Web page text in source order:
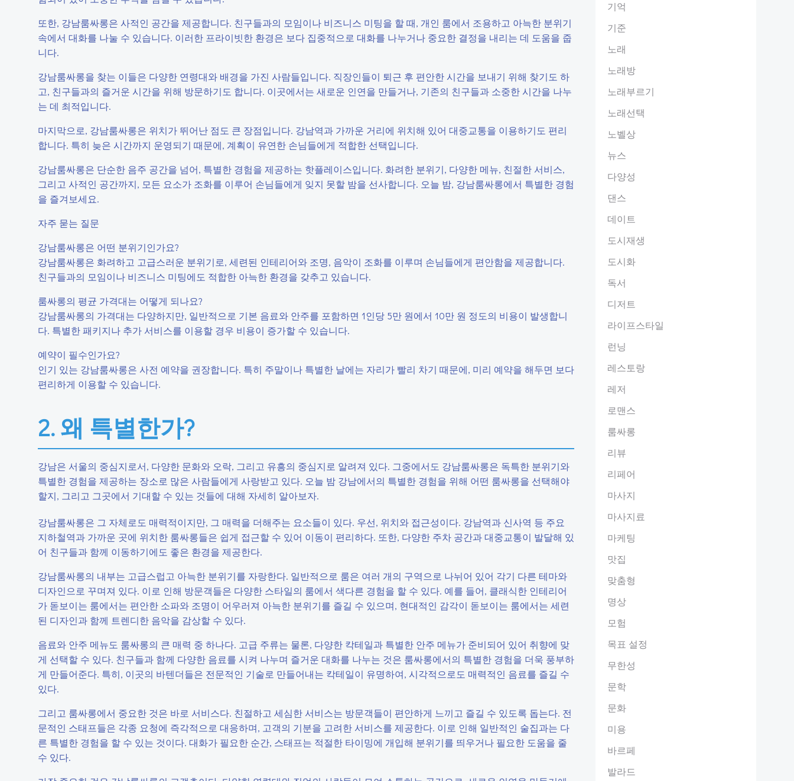
또한, 강남룸싸롱은 사적인 공간을 제공합니다. 친구들과의 모임이나 비즈니스 미팅을 할 때, 개인 룸에서 조용하고 아늑한 분위기
속에서 대화를 나눌 수 있습니다. 이러한 프라이빗한 환경은 보다 집중적으로 대화를 나누거나 중요한 결정을 내리는 데 도움을 줍
니다.
강남룸싸롱을 찾는 이들은 다양한 연령대와 배경을 가진 사람들입니다. 직장인들이 퇴근 후 편안한 시간을 보내기 위해 찾기도 하
고, 친구들과의 즐거운 시간을 위해 방문하기도 합니다. 이곳에서는 새로운 인연을 만들거나, 기존의 친구들과 소중한 시간을 나누
는 데 최적입니다.
마지막으로, 강남룸싸롱은 위치가 뛰어난 점도 큰 장점입니다. 강남역과 가까운 거리에 위치해 있어 대중교통을 이용하기도 편리
합니다. 특히 늦은 시간까지 운영되기 때문에, 계획이 유연한 손님들에게 적합한 선택입니다.
강남룸싸롱은 단순한 음주 공간을 넘어, 특별한 경험을 제공하는 핫플레이스입니다. 화려한 분위기, 다양한 메뉴, 친절한 서비스,
그리고 사적인 공간까지, 모든 요소가 조화를 이루어 손님들에게 잊지 못할 밤을 선사합니다. 오늘 밤, 강남룸싸롱에서 특별한 경험
을 즐겨보세요.
자주 묻는 질문
강남룸싸롱은 어떤 분위기인가요?
강남룸싸롱은 화려하고 고급스러운 분위기로, 세련된 인테리어와 조명, 음악이 조화를 이루며 손님들에게 편안함을 제공합니다.
친구들과의 모임이나 비즈니스 미팅에도 적합한 아늑한 환경을 갖추고 있습니다.
룸싸롱의 평균 가격대는 어떻게 되나요?
강남룸싸롱의 가격대는 다양하지만, 일반적으로 기본 음료와 안주를 포함하면 1인당 5만 원에서 10만 원 정도의 비용이 발생합니
다. 특별한 패키지나 추가 서비스를 이용할 경우 비용이 증가할 수 있습니다.
예약이 필수인가요?
인기 있는 강남룸싸롱은 사전 예약을 권장합니다. 특히 주말이나 특별한 날에는 자리가 빨리 차기 때문에, 미리 예약을 해두면 보다
편리하게 이용할 수 있습니다.
2. 왜 특별한가?
강남은 서울의 중심지로서, 다양한 문화와 오락, 그리고 유흥의 중심지로 알려져 있다. 그중에서도 강남룸싸롱은 독특한 분위기와
특별한 경험을 제공하는 장소로 많은 사람들에게 사랑받고 있다. 오늘 밤 강남에서의 특별한 경험을 위해 어떤 룸싸롱을 선택해야
할지, 그리고 그곳에서 기대할 수 있는 것들에 대해 자세히 알아보자.
강남룸싸롱은 그 자체로도 매력적이지만, 그 매력을 더해주는 요소들이 있다. 우선, 위치와 접근성이다. 강남역과 신사역 등 주요
지하철역과 가까운 곳에 위치한 룸싸롱들은 쉽게 접근할 수 있어 이동이 편리하다. 또한, 다양한 주차 공간과 대중교통이 발달해 있
어 친구들과 함께 이동하기에도 좋은 환경을 제공한다.
강남룸싸롱의 내부는 고급스럽고 아늑한 분위기를 자랑한다. 일반적으로 룸은 여러 개의 구역으로 나뉘어 있어 각기 다른 테마와
디자인으로 꾸며져 있다. 이로 인해 방문객들은 다양한 스타일의 룸에서 색다른 경험을 할 수 있다. 예를 들어, 클래식한 인테리어
가 돋보이는 룸에서는 편안한 소파와 조명이 어우러져 아늑한 분위기를 즐길 수 있으며, 현대적인 감각이 돋보이는 룸에서는 세련
된 디자인과 함께 트렌디한 음악을 감상할 수 있다.
음료와 안주 메뉴도 룸싸롱의 큰 매력 중 하나다. 고급 주류는 물론, 다양한 칵테일과 특별한 안주 메뉴가 준비되어 있어 취향에 맞
게 선택할 수 있다. 친구들과 함께 다양한 음료를 시켜 나누며 즐거운 대화를 나누는 것은 룸싸롱에서의 특별한 경험을 더욱 풍부하
게 만들어준다. 특히, 이곳의 바텐더들은 전문적인 기술로 만들어내는 칵테일이 유명하여, 시각적으로도 매력적인 음료를 즐길 수
있다.
그리고 룸싸롱에서 중요한 것은 바로 서비스다. 친절하고 세심한 서비스는 방문객들이 편안하게 느끼고 즐길 수 있도록 돕는다. 전
문적인 스태프들은 각종 요청에 즉각적으로 대응하며, 고객의 기분을 고려한 서비스를 제공한다. 이로 인해 일반적인 술집과는 다
른 특별한 경험을 할 수 있는 것이다. 대화가 필요한 순간, 스태프는 적절한 타이밍에 개입해 분위기를 띄우거나 필요한 도움을 줄
수 있다.
기억
기준
노래
노래방
노래부르기
노래선택
노벨상
뉴스
다양성
댄스
데이트
도시재생
도시화
독서
디저트
라이프스타일
런닝
레스토랑
레저
로맨스
룸싸롱
리뷰
리페어
마사지
마사지료
마케팅
맛집
맞춤형
명상
모험
목표 설정
무한성
문학
문화
미용
바르페
발라드